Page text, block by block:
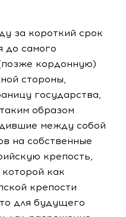
за короткий срок
до самого
кордонную)
стороны,
государства,
образом
между собой
на собственные
крепость,
как
крепости
для будущего